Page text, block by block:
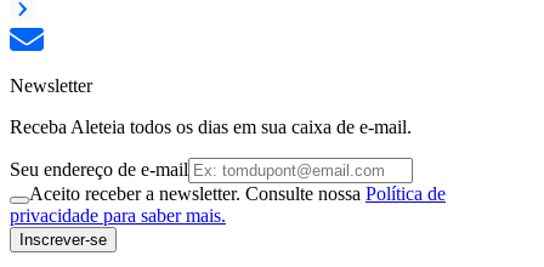
Newsletter
Receba Aleteia todos os dias em sua caixa de e-mail.
Seu endereço de e-mail
Aceito receber a newsletter. Consulte nossa Política de
privacidade para saber mais.
Inscrever-se